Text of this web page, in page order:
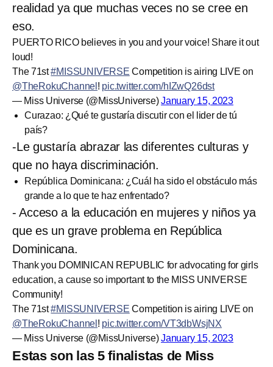
realidad ya que muchas veces no se cree en
eso.
PUERTO RICO believes in you and your voice! Share it out
loud!
The 71st#MISSUNIVERSE Competition is airing LIVE on
@TheRokuChannel ! pic.twitter.com/hIZwQ26dst
— Miss Universe (@MissUniverse)January 15, 2023
Curazao: ¿Qué te gustaría discutir con el lider de tú
país?
-Le gustaría abrazar las diferentes culturas y
que no haya discriminación.
República Dominicana: ¿Cuál ha sido el obstáculo más
grande a lo que te haz enfrentado?
- Acceso a la educación en mujeres y niños ya
que es un grave problema en República
Dominicana.
Thank you DOMINICAN REPUBLIC for advocating for girls
education, a cause so important to the MISS UNIVERSE
Community!
The 71st#MISSUNIVERSE Competition is airing LIVE on
@TheRokuChannel ! pic.twitter.com/VT3dbWsjNX
— Miss Universe (@MissUniverse)January 15, 2023
Estas son las 5 finalistas de Miss